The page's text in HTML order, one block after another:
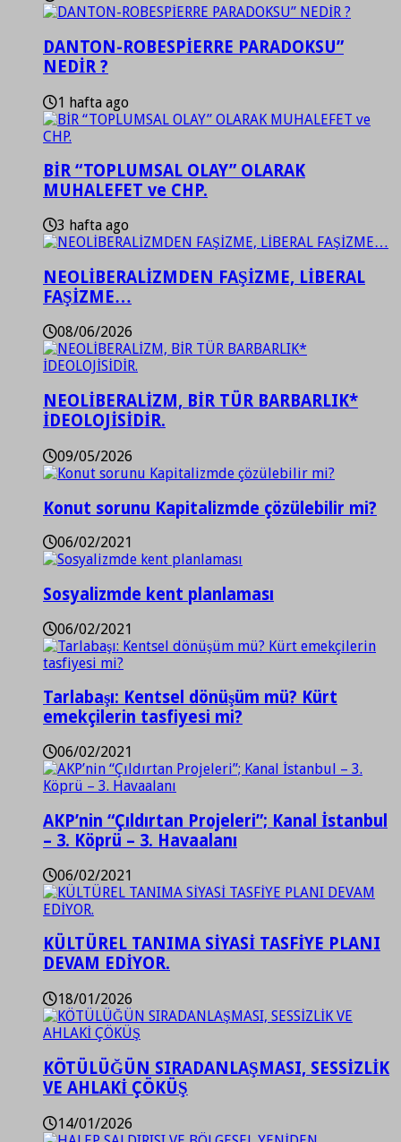
DANTON-ROBESPİERRE PARADOKSU”
NEDİR ?
1 hafta ago
BİR “TOPLUMSAL OLAY” OLARAK
MUHALEFET ve CHP.
3 hafta ago
NEOLİBERALİZMDEN FAŞİZME, LİBERAL
FAŞİZME…
08/06/2026
NEOLİBERALİZM, BİR TÜR BARBARLIK*
İDEOLOJİSİDİR.
09/05/2026
Konut sorunu Kapitalizmde çözülebilir mi?
06/02/2021
Sosyalizmde kent planlaması
06/02/2021
Tarlabaşı: Kentsel dönüşüm mü? Kürt
emekçilerin tasfiyesi mi?
06/02/2021
AKP’nin “Çıldırtan Projeleri”; Kanal İstanbul
– 3. Köprü – 3. Havaalanı
06/02/2021
KÜLTÜREL TANIMA SİYASİ TASFİYE PLANI
DEVAM EDİYOR.
18/01/2026
KÖTÜLÜĞÜN SIRADANLAŞMASI, SESSİZLİK
VE AHLAKİ ÇÖKÜŞ
14/01/2026